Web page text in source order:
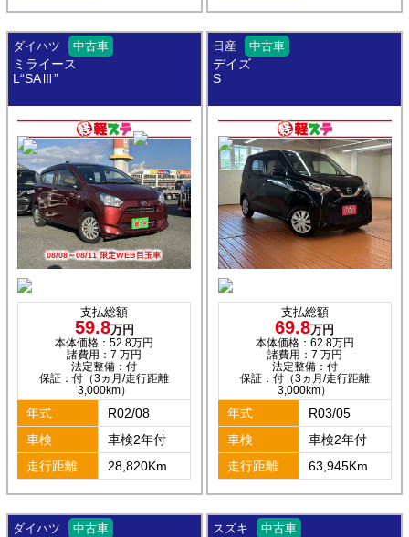
ダイハツ 中古車
ミライース
L“SAⅢ”
08/08～08/11 限定WEB目玉車
支払総額
59.8万円
本体価格：52.8万円
諸費用：7 万円
法定整備：付
保証：付（3ヵ月/走行距離
3,000km）
年式
R02/08
車検
車検2年付
走行距離
28,820Km
日産 中古車
デイズ
S
支払総額
69.8万円
本体価格：62.8万円
諸費用：7 万円
法定整備：付
保証：付（3ヵ月/走行距離
3,000km）
年式
R03/05
車検
車検2年付
走行距離
63,945Km
ダイハツ 中古車 スズキ 中古車